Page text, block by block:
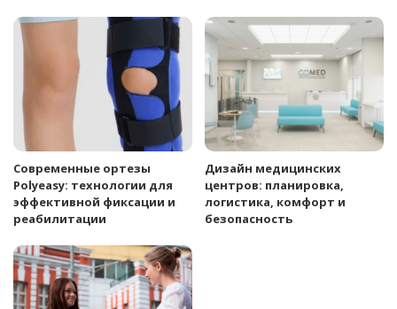
Современные ортезы
Polyeasy: технологии для
эффективной фиксации и
реабилитации
Дизайн медицинских
центров: планировка,
логистика, комфорт и
безопасность